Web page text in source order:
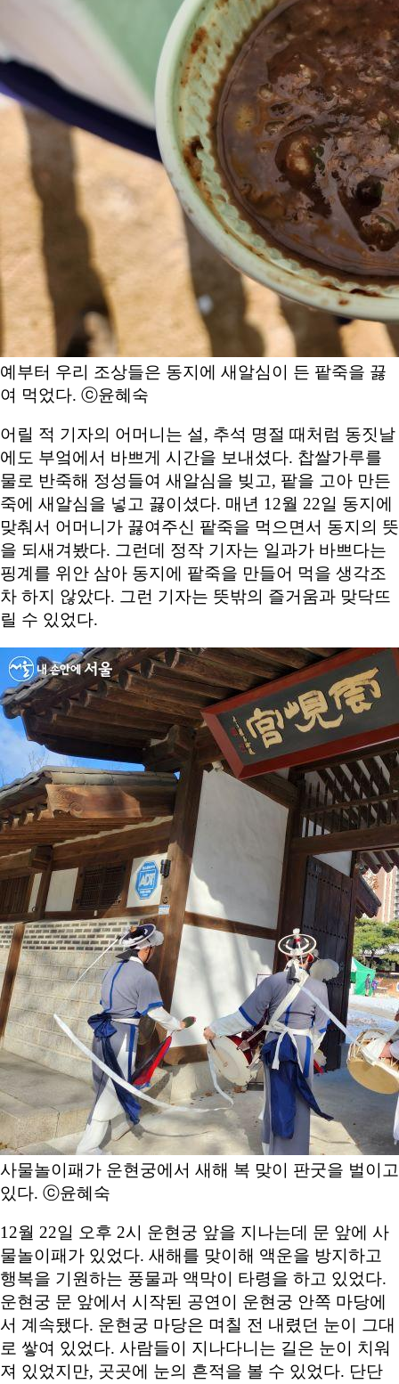
예부터 우리 조상들은 동지에 새알심이 든 팥죽을 끓
여 먹었다. ⓒ윤혜숙
어릴 적 기자의 어머니는 설, 추석 명절 때처럼 동짓날
에도 부엌에서 바쁘게 시간을 보내셨다. 찹쌀가루를
물로 반죽해 정성들여 새알심을 빚고, 팥을 고아 만든
죽에 새알심을 넣고 끓이셨다. 매년 12월 22일 동지에
맞춰서 어머니가 끓여주신 팥죽을 먹으면서 동지의 뜻
을 되새겨봤다. 그런데 정작 기자는 일과가 바쁘다는
핑계를 위안 삼아 동지에 팥죽을 만들어 먹을 생각조
차 하지 않았다. 그런 기자는 뜻밖의 즐거움과 맞닥뜨
릴 수 있었다.
사물놀이패가 운현궁에서 새해 복 맞이 판굿을 벌이고
있다. ⓒ윤혜숙
12월 22일 오후 2시 운현궁 앞을 지나는데 문 앞에 사
물놀이패가 있었다. 새해를 맞이해 액운을 방지하고
행복을 기원하는 풍물과 액막이 타령을 하고 있었다.
운현궁 문 앞에서 시작된 공연이 운현궁 안쪽 마당에
서 계속됐다. 운현궁 마당은 며칠 전 내렸던 눈이 그대
로 쌓여 있었다. 사람들이 지나다니는 길은 눈이 치워
져 있었지만, 곳곳에 눈의 흔적을 볼 수 있었다. 단단